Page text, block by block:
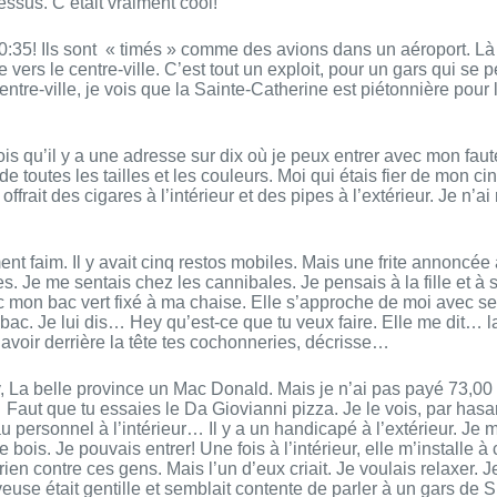
Ils sont « timés » comme des avions dans un aéroport.
vers le centre-ville. C’est tout un exploit, pour un gars qui se
ville, je vois que la Sainte-Catherine est piétonnière
qu’il y a une adresse sur dix où je peux entrer avec mon
toutes les tailles et les couleurs. Moi qui étais fier de mon
des cigares à l’intérieur et des pipes à l’extérieur. Je
faim. Il y avait cinq restos mobiles. Mais une frite
Je me sentais chez les cannibales. Je pensais à la fille et
mon bac vert fixé à ma chaise. Elle s’approche de moi avec
Je lui dis… Hey qu’est-ce que tu veux faire. Elle me dit…
derrière la tête tes cochonneries, décrisse…
La belle province un Mac Donald. Mais je n’ai pas payé
Faut que tu essaies le Da Giovianni pizza. Je le vois, par
personnel à l’intérieur… Il y a un handicapé à l’extérieur. Je
bois. Je pouvais entrer! Une fois à l’intérieur, elle m’installe
contre ces gens. Mais l’un d’eux criait. Je voulais relaxer.
était gentille et semblait contente de parler à un gars de